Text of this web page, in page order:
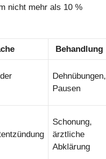
nicht mehr als 10 %
Behandlung
Dehnübungen,
Pausen
Schonung,
ärztliche
Abklärung